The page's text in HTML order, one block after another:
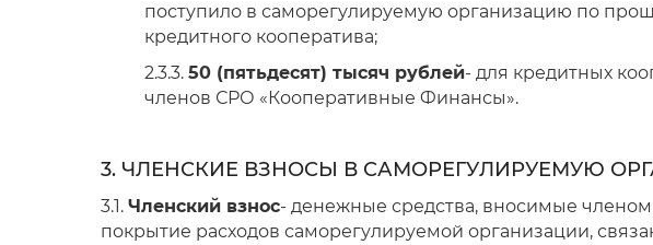
поступило в саморегулируемую организацию по
кредитного кооператива;
2.3.3. 50 (пятьдесят) тысяч рублей- для кредитных
членов СРО «Кооперативные Финансы».
3. ЧЛЕНСКИЕ ВЗНОСЫ В САМОРЕГУЛИРУЕМУЮ
3.1. Членский взнос- денежные средства, вносимые
покрытие расходов саморегулируемой организации,